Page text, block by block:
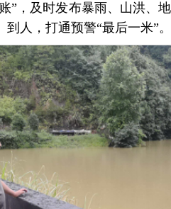
”，及时发布暴雨、山洪、
人，打通预警“最后一米”。